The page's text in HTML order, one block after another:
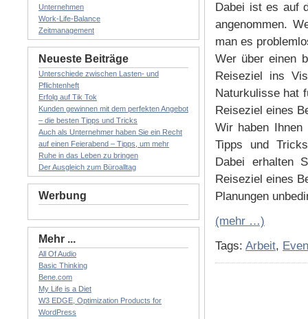
Dabei ist es auf
angenommen.
man es
Wer über einen
Reiseziel ins
Naturkulisse hat
Reiseziel eines
Wir haben Ihnen
Tipps und
Dabei erhalten
Reiseziel eines
Planungen
(mehr …)
Tags: Arbeit,
Unternehmen
Work-Life-Balance
Zeitmanagement
Neueste Beiträge
Unterschiede zwischen Lasten- und
Pflichtenheft
Erfolg auf Tik Tok
Kunden gewinnen mit dem perfekten Angebot
– die besten Tipps und Tricks
Auch als Unternehmer haben Sie ein Recht
auf einen Feierabend – Tipps, um mehr
Ruhe in das Leben zu bringen
Der Ausgleich zum Büroalltag
Werbung
Mehr ...
All Of Audio
Basic Thinking
Bene.com
My Life is a Diet
W3 EDGE, Optimization Products for
WordPress